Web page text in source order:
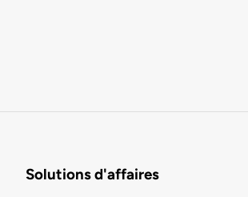
Solutions d'affaires